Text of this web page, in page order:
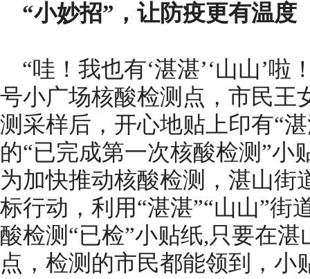
“小妙招”，让防疫更有温度
“哇！我也有‘湛湛’‘山山’
号小广场核酸检测点，市民王
测采样后，开心地贴上印有“
的“已完成第一次核酸检测”小
为加快推动核酸检测，湛山街
标行动，利用“湛湛”“山山”街
酸检测“已检”小贴纸,只要在
点，检测的市民都能领到，小